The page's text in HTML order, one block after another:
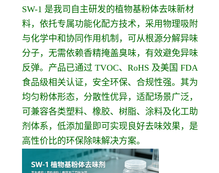
SW-1 是我司自主研发的植物基粉体去味新材
料，依托专属功能化配方技术，采用物理吸附
与化学中和协同作用机制，可从根源分解异味
分子，无需依赖香精掩盖臭味，有效避免异味
反弹。产品已通过 TVOC、RoHS 及美国 FDA
食品级相关认证，安全环保、合规性强。其为
均匀粉体形态，分散性优异，适配场景广泛，
可兼容各类塑料、橡胶、树脂、涂料及化工助
剂体系，低添加量即可实现良好去味效果，是
高性价比的环保除味解决方案。